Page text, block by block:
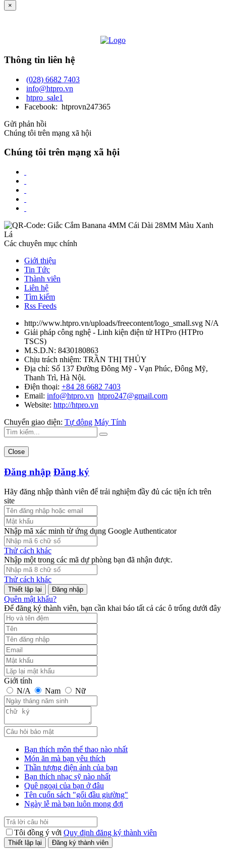
×
Thông tin liên hệ
(028) 6682 7403
info@htpro.vn
htpro_sale1
Facebook: htprovn247365
Gửi phản hồi
Chúng tôi trên mạng xã hội
Chúng tôi trên mạng xã hội
Các chuyên mục chính
Giới thiệu
Tin Tức
Thành viên
Liên hệ
Tìm kiếm
Rss Feeds
http://www.htpro.vn/uploads/freecontent/logo_small.svg N/A
Giải pháp công nghệ - Linh kiện điện tử HTPro (HTPro
TSCS)
M.S.D.N: 8430180863
Chịu trách nhiệm: TRẦN THỊ THỦY
Địa chỉ: Số 137 Đường Đông Mỹ - Vạn Phúc, Đông Mỹ,
Thanh Trì, Hà Nội.
Điện thoại: +84 28 6682 7403
Email: info@htpro.vn htpro247@gmail.com
Website: http://htpro.vn
Chuyển giao diện: Tự động Máy Tính
Close
Đăng nhập Đăng ký
Hãy đăng nhập thành viên để trải nghiệm đầy đủ các tiện ích trên
site
Nhập mã xác minh từ ứng dụng Google Authenticator
Thử cách khác
Nhập một trong các mã dự phòng bạn đã nhận được.
Thử cách khác
Đăng nhập
Quên mật khẩu?
Để đăng ký thành viên, bạn cần khai báo tất cả các ô trống dưới đây
Giới tính
N/A
Nam Nữ
Bạn thích môn thể thao nào nhất
Món ăn mà bạn yêu thích
Thần tượng điện ảnh của bạn
Bạn thích nhạc sỹ nào nhất
Quê ngoại của bạn ở đâu
Tên cuốn sách "gối đầu giường"
Ngày lễ mà bạn luôn mong đợi
Tôi đồng ý với Quy định đăng ký thành viên